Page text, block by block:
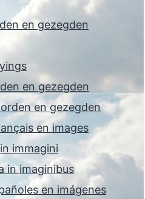
en gezegden
en gezegden
en gezegden
en images
immagini
in imaginibus
en imágenes